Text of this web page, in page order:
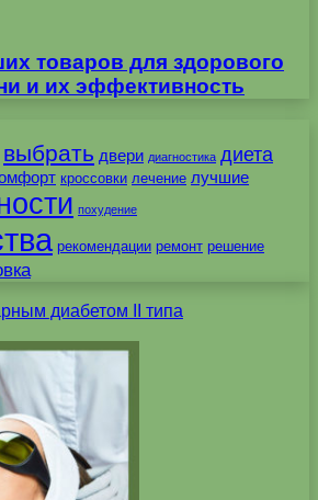
товаров для здорового
и их эффективность
выбрать двери диагностика диета
кроссовки лечение лучшие
похудение
рекомендации ремонт решение